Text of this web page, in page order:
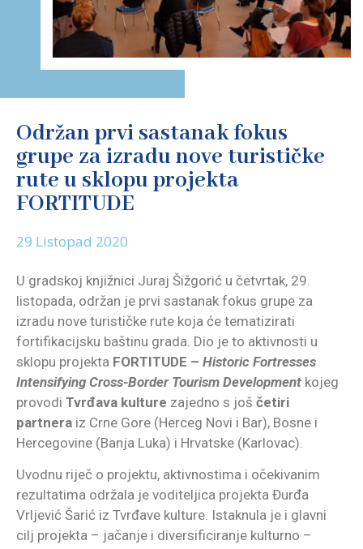
Održan prvi sastanak fokus
grupe za izradu nove turističke
rute u sklopu projekta
FORTITUDE
29 Listopad 2020
U gradskoj knjižnici Juraj Šižgorić u četvrtak, 29.
listopada, održan je prvi sastanak fokus grupe za
izradu nove turističke rute koja će tematizirati
fortifikacijsku baštinu grada. Dio je to aktivnosti u
sklopu projekta FORTITUDE – Historic Fortresses
Intensifying Cross-Border Tourism Development kojeg
provodi Tvrđava kulture zajedno s još četiri
partnera iz Crne Gore (Herceg Novi i Bar), Bosne i
Hercegovine (Banja Luka) i Hrvatske (Karlovac).
Uvodnu riječ o projektu, aktivnostima i očekivanim
rezultatima održala je voditeljica projekta Đurđa
Vrljević Šarić iz Tvrđave kulture. Istaknula je i glavni
cilj projekta – jačanje i diversificiranje kulturno –